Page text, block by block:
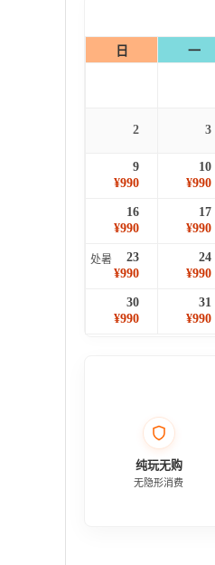
日 一
2 3
9
¥990
10
¥990
16
¥990
17
¥990
处暑
23
¥990
24
¥990
30
¥990
31
¥990
纯玩无购
无隐形消费